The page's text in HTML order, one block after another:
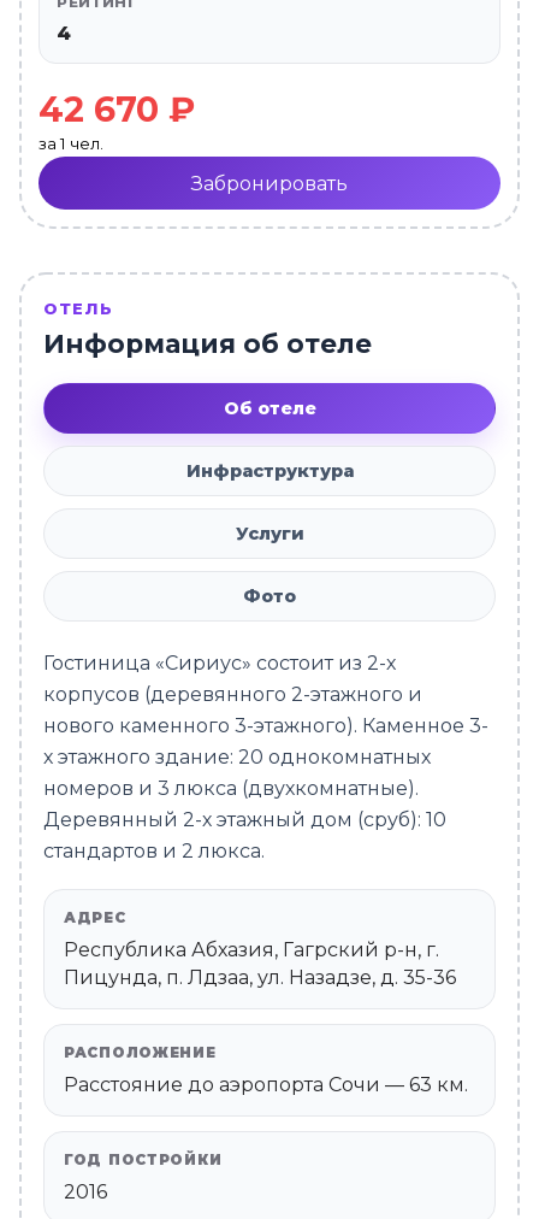
4
42 670 ₽
за 1 чел.
Забронировать
ОТЕЛЬ
Информация об отеле
Об отеле
Инфраструктура
Услуги
Фото
Гостиница «Сириус» состоит из 2-х
корпусов (деревянного 2-этажного и
нового каменного 3-этажного). Каменное 3-
х этажного здание: 20 однокомнатных
номеров и 3 люкса (двухкомнатные).
Деревянный 2-х этажный дом (сруб): 10
стандартов и 2 люкса.
АДРЕС
Республика Абхазия, Гагрский р-н, г.
Пицунда, п. Лдзаа, ул. Назадзе, д. 35-36
РАСПОЛОЖЕНИЕ
Расстояние до аэропорта Сочи — 63 км.
ГОД ПОСТРОЙКИ
2016